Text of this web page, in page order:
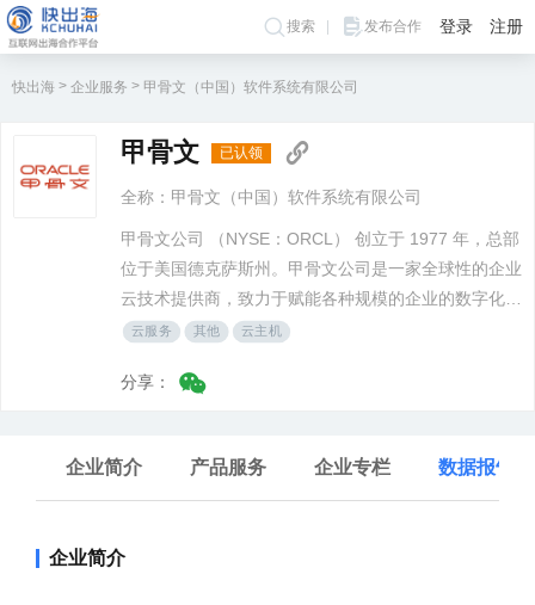
搜索 发布合作 登录 注册
快出海 > 企业服务 > 甲骨文（中国）软件系统有限公司
甲骨文 已认领
全称：甲骨文（中国）软件系统有限公司
甲骨文公司 （NYSE：ORCL） 创立于 1977 年，总部
位于美国德克萨斯州。甲骨文公司是一家全球性的企业
云技术提供商，致力于赋能各种规模的企业的数字化转
型。甲骨文公司提供自治数据库、大数据、分析及机器
资源、财务、供应链和生产制造等基于云技术平台的集
云服务 其他 云主机
分享：
企业简介 产品服务 企业专栏 数据报告
企业简介